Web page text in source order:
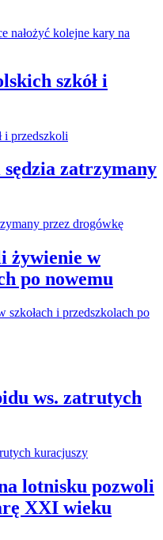
szkół i
zatrzymany
żywienie w
po nowemu
ws. zatrutych
lotnisku pozwoli
XXI wieku